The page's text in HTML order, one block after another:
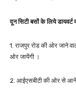
दून सिटी बसों के लिये डायवर्ट
1. राजपुर रोड की ओर जाने
ओर जायेंगी ।
2. आईएसबीटी की ओर से आने